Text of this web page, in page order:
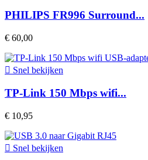
PHILIPS FR996 Surround...
€ 60,00
 Snel bekijken
TP-Link 150 Mbps wifi...
€ 10,95
 Snel bekijken